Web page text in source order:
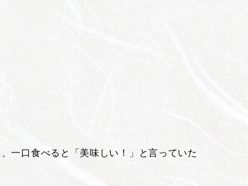
一口食べると「美味しい！」と言っていた